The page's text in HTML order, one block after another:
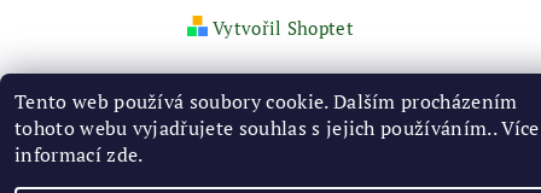
Vytvořil Shoptet
Tento web používá soubory cookie. Dalším procházením
tohoto webu vyjadřujete souhlas s jejich používáním.. Více
informacízde.